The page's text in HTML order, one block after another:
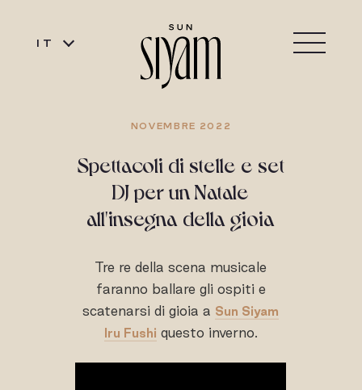
IT
NOVEMBRE 2022
Spettacoli di stelle e set
DJ per un Natale
all'insegna della gioia
Tre re della scena musicale
faranno ballare gli ospiti e
scatenarsi di gioia a Sun Siyam
Iru Fushi questo inverno.